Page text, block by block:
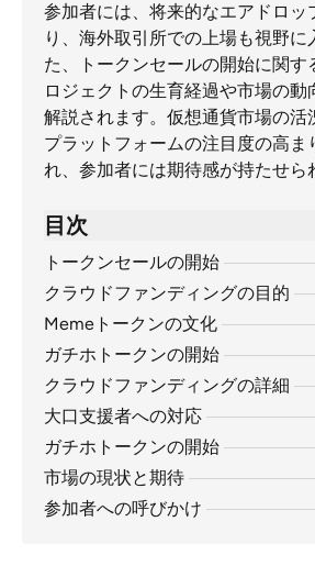
参加者には、将来的なエアドロッ
り、海外取引所での上場も視野に
た、トークンセールの開始に関す
ロジェクトの生育経過や市場の動
解説されます。仮想通貨市場の活
プラットフォームの注目度の高ま
れ、参加者には期待感が持たせら
目次
トークンセールの開始
クラウドファンディングの目的
Memeトークンの文化
ガチホトークンの開始
クラウドファンディングの詳細
大口支援者への対応
ガチホトークンの開始
市場の現状と期待
参加者への呼びかけ